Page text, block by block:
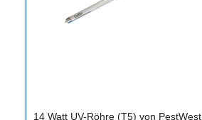
14 Watt UV-Röhre (T5) von PestWest